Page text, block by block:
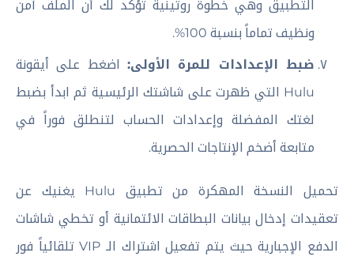
التطبيق وهي خطوة روتينية تؤكد لك أن الملف آمن
ونظيف تماماً بنسبة 100%.
ضبط الإعدادات للمرة الأولى: اضغط على أيقونة
Hulu التي ظهرت على شاشتك الرئيسية ثم ابدأ بضبط
لغتك المفضلة وإعدادات الحساب لتنطلق فوراً في
متابعة أضخم الإنتاجات الحصرية.
تحميل النسخة المهكرة من تطبيق Hulu يغنيك عن
تعقيدات إدخال بيانات البطاقات الائتمانية أو تخطي شاشات
الدفع الإجبارية حيث يتم تفعيل اشتراك الـ VIP تلقائياً فور